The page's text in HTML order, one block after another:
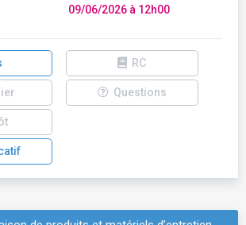
09/06/2026 à 12h00
RC
Questions